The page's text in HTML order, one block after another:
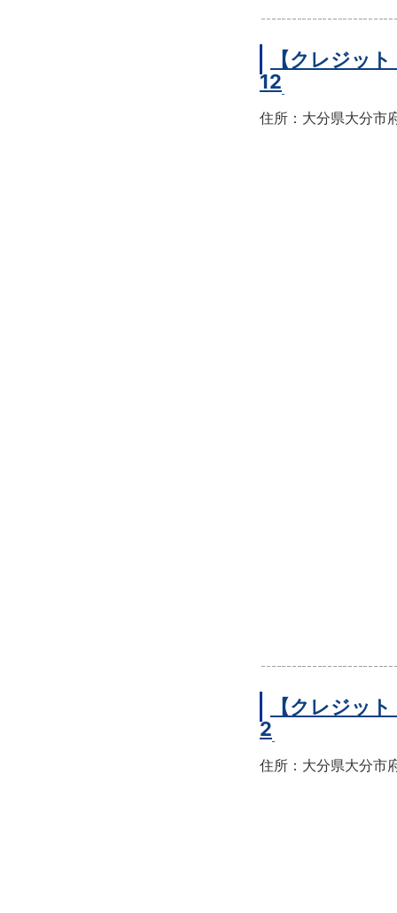
【クレジッ
12
住所：大分県大分市
【クレジッ
2
住所：大分県大分市